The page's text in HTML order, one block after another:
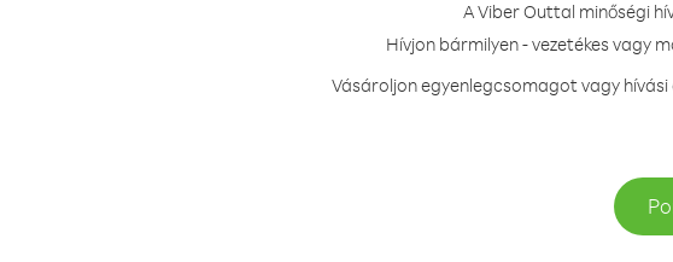
A Viber Outtal minőségi
Hívjon bármilyen - vezetékes vagy
Vásároljon egyenlegcsomagot vagy